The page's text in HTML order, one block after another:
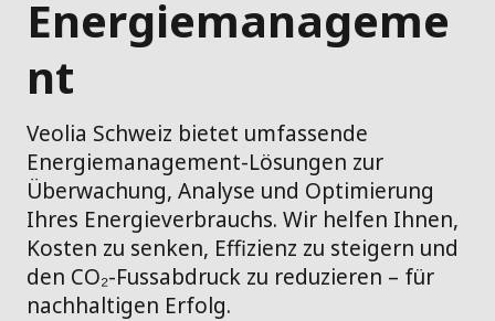
Energiemanageme
nt
Veolia Schweiz bietet umfassende
Energiemanagement-Lösungen zur
Überwachung, Analyse und Optimierung
Ihres Energieverbrauchs. Wir helfen Ihnen,
Kosten zu senken, Effizienz zu steigern und
den CO₂-Fussabdruck zu reduzieren – für
nachhaltigen Erfolg.